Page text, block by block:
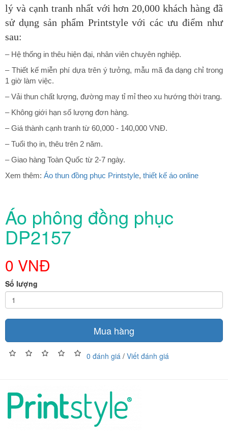
lý và cạnh tranh nhất với hơn 20,000 khách hàng đã
sử dụng sản phẩm Printstylevới các ưu điểm như
sau:
– Hệ thống in thêu hiện đại, nhân viên chuyên nghiệp.
– Thiết kế miễn phí dựa trên ý tưởng, mẫu mã đa dạng chỉ trong
1 giờ làm việc.
– Vải thun chất lượng, đường may tỉ mỉ theo xu hướng thời trang.
– Không giới hạn số lượng đơn hàng.
– Giá thành cạnh tranh từ 60,000 - 140,000 VNĐ.
– Tuổi thọ in, thêu trên 2 năm.
– Giao hàng Toàn Quốc từ 2-7 ngày.
Xem thêm: Áo thun đồng phục Printstyle, thiết kế áo online
Áo phông đồng phục
DP2157
0 VNĐ
Số lượng
Mua hàng
0 đánh giá / Viết đánh giá